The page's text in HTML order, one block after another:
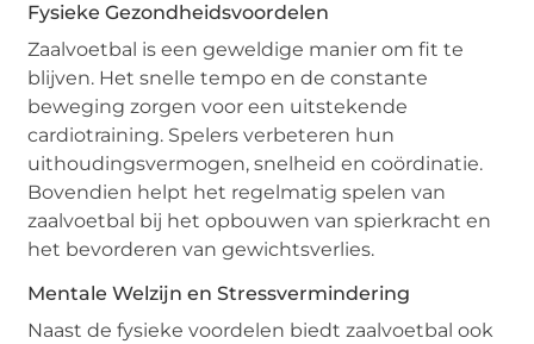
Fysieke Gezondheidsvoordelen
Zaalvoetbal is een geweldige manier om fit te
blijven. Het snelle tempo en de constante
beweging zorgen voor een uitstekende
cardiotraining. Spelers verbeteren hun
uithoudingsvermogen, snelheid en coördinatie.
Bovendien helpt het regelmatig spelen van
zaalvoetbal bij het opbouwen van spierkracht en
het bevorderen van gewichtsverlies.
Mentale Welzijn en Stressvermindering
Naast de fysieke voordelen biedt zaalvoetbal ook